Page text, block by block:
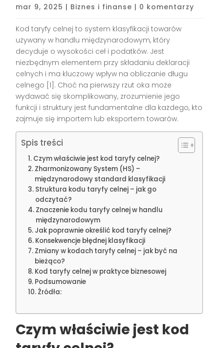
mar 9, 2025 | Biznes i finanse | 0 komentarzy
Kod taryfy celnej to system klasyfikacji towarów
używany w handlu międzynarodowym, który
decyduje o wysokości ceł i podatków. Jest
niezbędnym elementem przy składaniu deklaracji
celnych i ma kluczowy wpływ na obliczanie długu
celnego [1]. Choć na pierwszy rzut oka może
wydawać się skomplikowany, zrozumienie jego
funkcji i struktury jest fundamentalne dla każdego, kto
zajmuje się importem lub eksportem towarów.
Spis treści
Czym właściwie jest kod taryfy celnej?
Zharmonizowany System (HS) –
międzynarodowy standard klasyfikacji
Struktura kodu taryfy celnej – jak go
odczytać?
Znaczenie kodu taryfy celnej w handlu
międzynarodowym
Jak poprawnie określić kod taryfy celnej?
Konsekwencje błędnej klasyfikacji
Zmiany w kodach taryfy celnej – jak być na
bieżąco?
Kod taryfy celnej w praktyce biznesowej
Podsumowanie
Źródła:
Czym właściwie jest kod